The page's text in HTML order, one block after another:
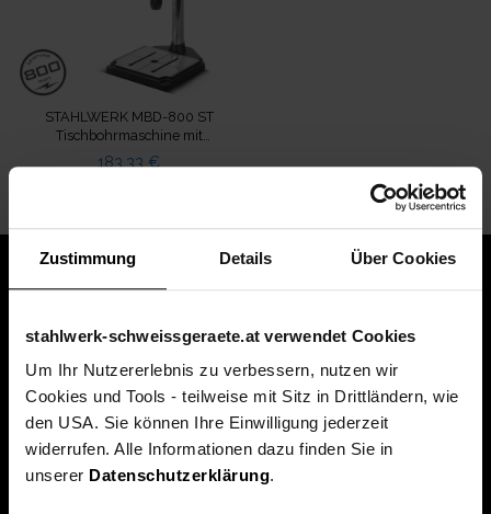
Zustimmung Details Über Cookies
stahlwerk-schweissgeraete.at verwendet Cookies
Um Ihr Nutzererlebnis zu verbessern, nutzen wir
Cookies und Tools - teilweise mit Sitz in Drittländern, wie
den USA. Sie können Ihre Einwilligung jederzeit
widerrufen. Alle Informationen dazu finden Sie in
unserer Datenschutzerklärung.
STAHLWERK MBD-800 ST
Tischbohrmaschine mit
Positionslaser 800W Leistung
200-2.500U/min
183,33 €